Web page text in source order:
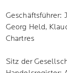
Geschäftsführer:
Georg Held,
Chartres
Sitz der